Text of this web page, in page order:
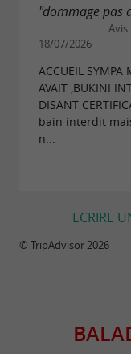
"dommage pas
Avis
18/07/2026
ACCUEIL SYMPA
AVAIT ,BUKINI
DISANT
bain interdit
n...
ECRIRE
© TripAdvisor 2026